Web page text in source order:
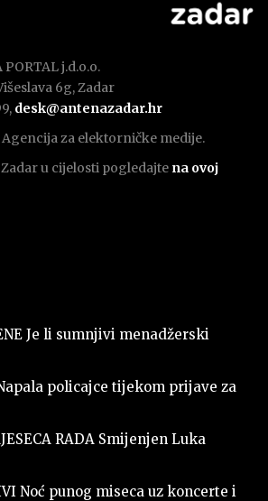
j.d.o.o.
6g, Zadar
desk@antenazadar.hr
za elektorničke medije.
u cijelosti pogledajte na ovoj
Je li sumnjivi menadžerski
policajce tijekom prijave za
RADA Smijenjen Luka
Noć punog miseca uz koncerte i